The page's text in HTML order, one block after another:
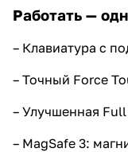
Работать —
– Клавиатура с
– Точный Force
– Улучшенная
– MagSafe 3: